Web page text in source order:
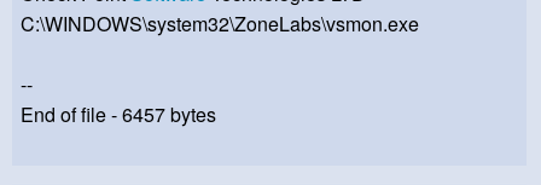
C:\WINDOWS\system32\ZoneLabs\vsmon.exe
--
End of file - 6457 bytes